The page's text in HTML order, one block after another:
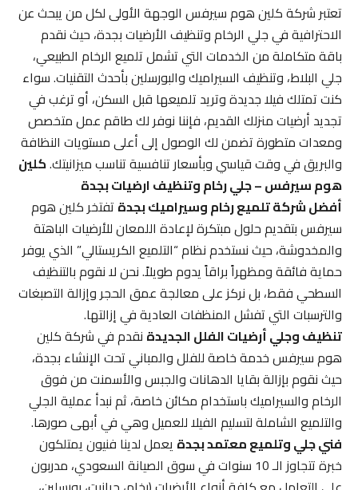
تعتبر شركة كلين هوم سيرفس الوجهة الأولى لكل من يبحث عن
الاحترافية في جلي الرخام وتنظيف الأرضيات بجدة، حيث نقدم
باقة متكاملة من الخدمات التي تشمل تلميع الرخام الطبيعي،
جلي البلاط، وتنظيف السيراميك والبورسلين بأحدث التقنيات. سواء
كنت تمتلك فيلا جديدة وتريد تلميعها قبل السكن، أو ترغب في
تجديد أرضيات منزلك القديم، فإننا نوفر لك طاقم عمل متخصص
ومعدات متطورة تضمن لك الوصول إلى أعلى مستويات النظافة
والبريق في وقت قياسي وبأسعار تنافسية تناسب ميزانيتك.كلين
هوم سيرفس – جلي رخام وتنظيف ارضيات بجدة
أفضل شركة تلميع رخام وسيراميك بجدةتفتخر كلين هوم
سيرفس بتقديم حلول مبتكرة لإعادة اللمعان للأرضيات الباهتة
والمخدوشة، حيث نستخدم نظام “التلميع الكريستالي” الذي يوفر
حماية فائقة ومظهراً براقاً يدوم طويلاً. نحن لا نقوم بالتنظيف
السطحي فقط، بل نركز على معالجة عمق الحجر وإزالة التصبغات
والترسبات التي تفشل المنظفات العادية في إزالتها.
تنظيف وجلي أرضيات الفلل الجديدةنقدم في شركة كلين
هوم سيرفس خدمة خاصة للفلل والمباني تحت الإنشاء بجدة،
حيث نقوم بإزالة بقايا الدهانات والجبس والأسمنت من فوق
الرخام والسيراميك باستخدام مكائن خاصة، ثم نبدأ عملية الجلي
والتلميع الشاملة لتسليم الفيلا للعميل وهي في أبهى صورها.
فني جلي وتلميع معتمد بجدةيعمل لدينا فنيون يمتلكون
خبرة تتجاوز الـ 10 سنوات في سوق الصيانة السعودي، مدربون